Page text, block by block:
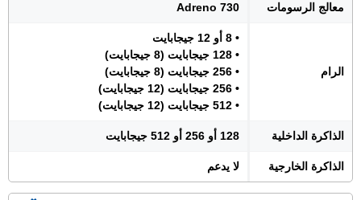
معالج الرسومات Adreno 730
الرام
• 8 أو 12 جيجابايت
• 128 جيجابايت (8 جيجابايت)
• 256 جيجابايت (8 جيجابايت)
• 256 جيجابايت (12 جيجابايت)
• 512 جيجابايت (12 جيجابايت)
الذاكرة الداخلية 128 أو 256 أو 512 جيجابايت
الذاكرة الخارجية لا يدعم